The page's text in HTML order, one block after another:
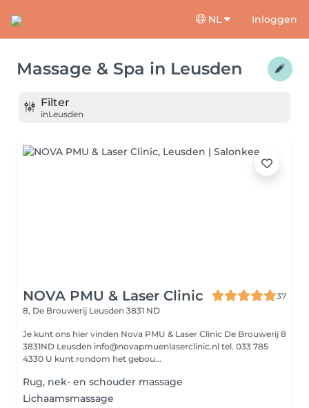
NL Inloggen
Massage & Spa in Leusden
Filter
inLeusden
NOVA PMU & Laser Clinic
37
8, De Brouwerij Leusden 3831 ND
Je kunt ons hier vinden Nova PMU & Laser Clinic De Brouwerij 8
3831ND Leusden info@novapmuenlaserclinic.nl tel. 033 785
4330 U kunt rondom het gebou...
Rug, nek- en schouder massage
Lichaamsmassage